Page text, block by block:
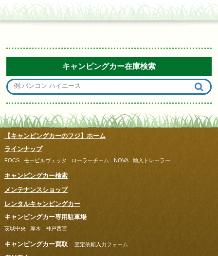
キャンピングカー在庫検索
【キャンピングカーのフジ】ホーム
ラインナップ
FOCS モービルヴェッタ ローラーチーム NOVA 輸入トレーラー
キャンピングカー検索
メンテナンスショップ
レンタルキャンピングカー
キャンピングカー専用駐車場
茨城中央 厚木 神戸西宮
キャンピングカー買取 査定依頼入力フォーム